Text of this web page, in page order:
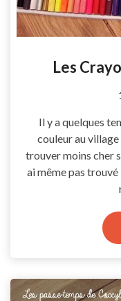
Les
Il y a quelques
couleur au village
trouver moins cher
ai même pas